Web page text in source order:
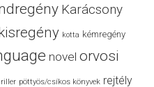
Karácsony
kotta kémregény
novel orvosi
pöttyös/csíkos könyvek rejtély